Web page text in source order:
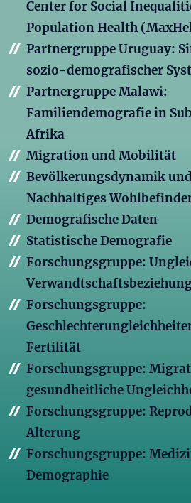
Center for Social
Population Health
Partnergruppe Uruguay:
sozio-demografischer
Partnergruppe Malawi:
Familiendemografie in
Afrika
Migration und Mobilität
Bevölkerungsdynamik
Nachhaltiges
Demografische Daten
Statistische Demografie
Forschungsgruppe:
Forschungsgruppe:
Fertilität
Forschungsgruppe:
gesundheitliche
Forschungsgruppe:
Alterung
Forschungsgruppe:
Demographie